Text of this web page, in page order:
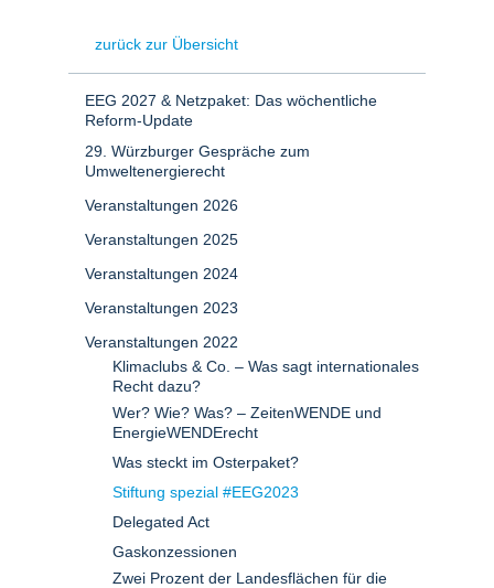
zurück zur Übersicht
EEG 2027 & Netzpaket: Das wöchentliche
Reform-Update
29. Würzburger Gespräche zum
Umweltenergierecht
Veranstaltungen 2026
Veranstaltungen 2025
Veranstaltungen 2024
Veranstaltungen 2023
Veranstaltungen 2022
Klimaclubs & Co. – Was sagt internationales
Recht dazu?
Wer? Wie? Was? – ZeitenWENDE und
EnergieWENDErecht
Was steckt im Osterpaket?
Stiftung spezial #EEG2023
Delegated Act
Gaskonzessionen
Zwei Prozent der Landesflächen für die